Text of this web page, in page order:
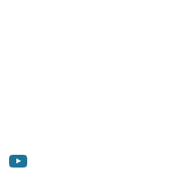
YouTube